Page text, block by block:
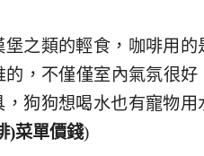
之類的輕食，咖啡用
，不僅僅室內氣氛很好
狗狗想喝水也有寵物用
)菜單價錢)